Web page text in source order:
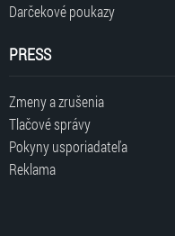
Darčekové poukazy
PRESS
Zmeny a zrušenia
Tlačové správy
Pokyny usporiadateľa
Reklama